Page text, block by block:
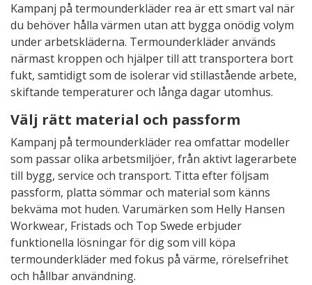
Kampanj på termounderkläder rea är ett smart val när
du behöver hålla värmen utan att bygga onödig volym
under arbetskläderna. Termounderkläder används
närmast kroppen och hjälper till att transportera bort
fukt, samtidigt som de isolerar vid stillastående arbete,
skiftande temperaturer och långa dagar utomhus.
Välj rätt material och passform
Kampanj på termounderkläder rea omfattar modeller
som passar olika arbetsmiljöer, från aktivt lagerarbete
till bygg, service och transport. Titta efter följsam
passform, platta sömmar och material som känns
bekväma mot huden. Varumärken som Helly Hansen
Workwear, Fristads och Top Swede erbjuder
funktionella lösningar för dig som vill köpa
termounderkläder med fokus på värme, rörelsefrihet
och hållbar användning.